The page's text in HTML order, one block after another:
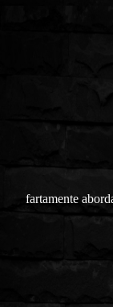
fartamente